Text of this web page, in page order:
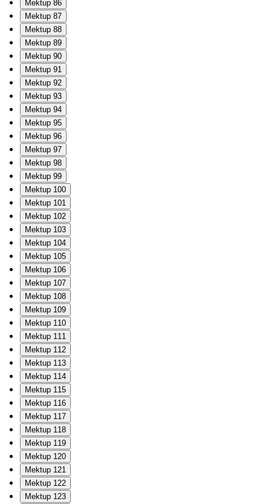
Mektup 86
Mektup 87
Mektup 88
Mektup 89
Mektup 90
Mektup 91
Mektup 92
Mektup 93
Mektup 94
Mektup 95
Mektup 96
Mektup 97
Mektup 98
Mektup 99
Mektup 100
Mektup 101
Mektup 102
Mektup 103
Mektup 104
Mektup 105
Mektup 106
Mektup 107
Mektup 108
Mektup 109
Mektup 110
Mektup 111
Mektup 112
Mektup 113
Mektup 114
Mektup 115
Mektup 116
Mektup 117
Mektup 118
Mektup 119
Mektup 120
Mektup 121
Mektup 122
Mektup 123